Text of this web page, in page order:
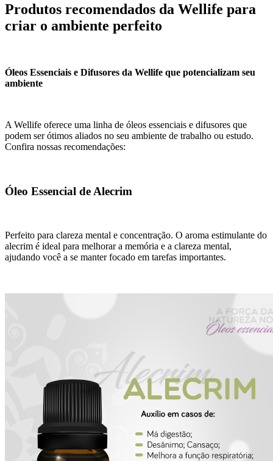
Produtos recomendados da Wellife para
criar o ambiente perfeito
Óleos Essenciais e Difusores da Wellife que potencializam seu
ambiente
A Wellife oferece uma linha de óleos essenciais e difusores que
podem ser ótimos aliados no seu ambiente de trabalho ou estudo.
Confira nossas recomendações:
Óleo Essencial de Alecrim
Perfeito para clareza mental e concentração. O aroma estimulante do
alecrim é ideal para melhorar a memória e a clareza mental,
ajudando você a se manter focado em tarefas importantes.